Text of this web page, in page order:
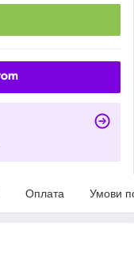
Оплата Умови